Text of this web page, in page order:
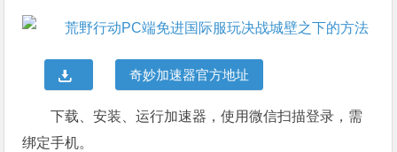
奇妙加速器官方地址
下载、安装、运行加速器，使用微信扫描登录，需
绑定手机。